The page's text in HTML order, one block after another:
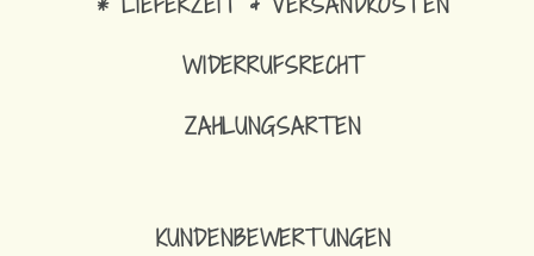
WIDERRUFSRECHT
ZAHLUNGSARTEN
KUNDENBEWERTUNGEN